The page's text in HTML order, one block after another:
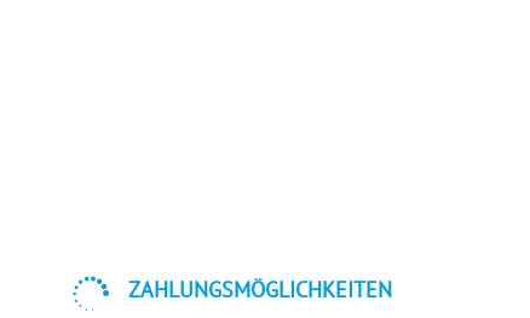
 ZAHLUNGSMÖGLICHKEITEN